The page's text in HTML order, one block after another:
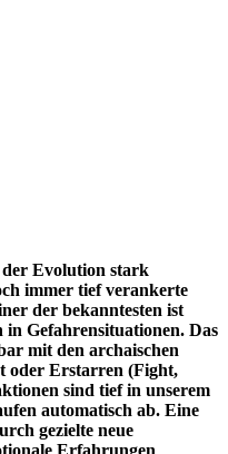
Evolution stark
immer tief verankerte
der bekanntesten ist
in Gefahrensituationen. Das
mit den archaischen
oder Erstarren (Fight,
sind tief in unserem
automatisch ab. Eine
gezielte neue
Erfahrungen